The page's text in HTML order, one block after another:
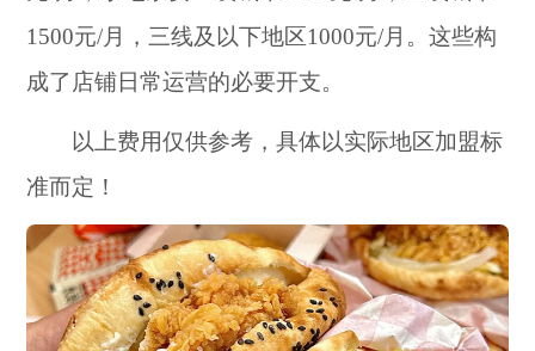
1500元/月，三线及以下地区1000元/月。这些构
成了店铺日常运营的必要开支。
以上费用仅供参考，具体以实际地区加盟标
准而定！